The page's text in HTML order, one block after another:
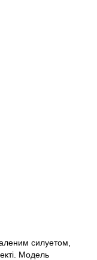
силуетом,
Модель